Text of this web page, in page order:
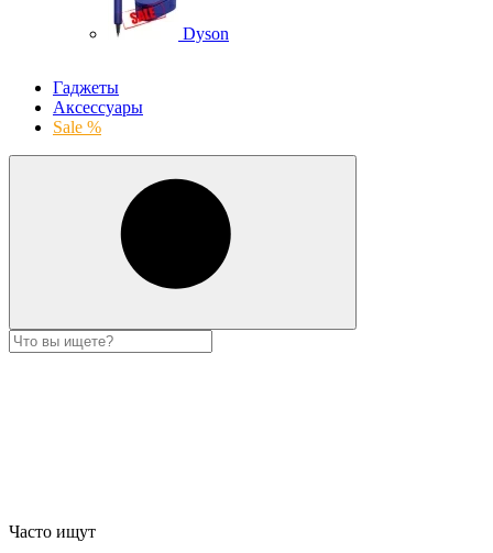
Dyson
Гаджеты
Аксессуары
Sale %
Часто ищут